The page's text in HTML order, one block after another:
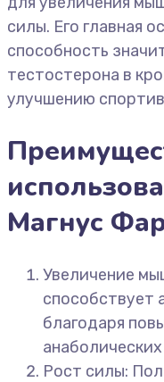
силы. Его главная
способность
тестостерона в
улучшению
Магнус
Увеличение
способствует
благодаря
Рост силы: